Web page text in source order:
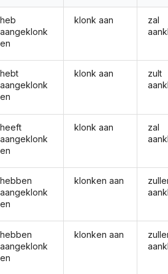
heb
aangeklonk
en
hebt
aangeklonk
en
heeft
aangeklonk
en
hebben
aangeklonk
en
hebben
aangeklonk
en
klonk aan
klonk aan
klonk aan
klonken aan
klonken aan
zal
zult
zal